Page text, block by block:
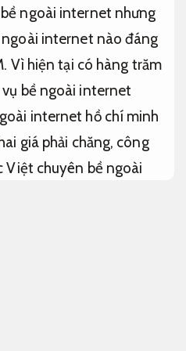
ngoài internet nhưng
internet nào đáng
Vì hiện tại có hàng trăm
bề ngoài internet
internet hồ chí minh
giá phải chăng, công
Việt chuyên bề ngoài